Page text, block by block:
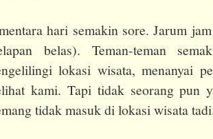
hari semakin sore. Jarum
belas). Teman-teman
lokasi wisata, menanyai
kami. Tapi tidak seorang pun
tidak masuk di lokasi wisata